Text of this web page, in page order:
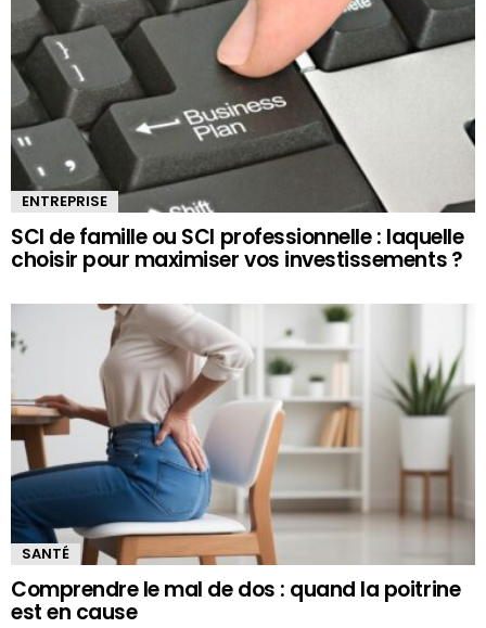
ENTREPRISE
SCI de famille ou SCI professionnelle : laquelle
choisir pour maximiser vos investissements ?
SANTÉ
Comprendre le mal de dos : quand la poitrine
est en cause